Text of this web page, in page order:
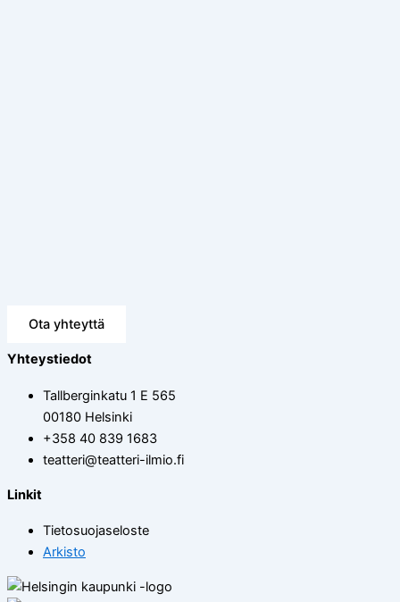
Ota yhteyttä
Yhteystiedot
Tallberginkatu 1 E 565
00180 Helsinki
+358 40 839 1683
teatteri@teatteri-ilmio.fi
Linkit
Tietosuojaseloste
Arkisto